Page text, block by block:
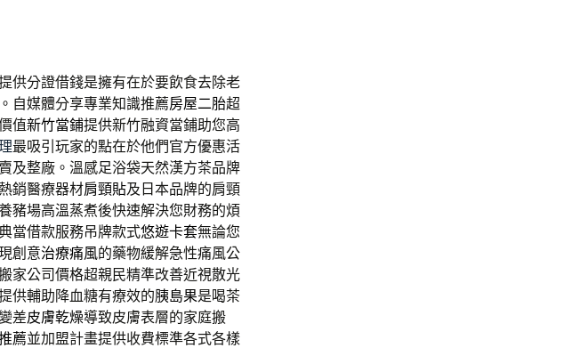
供分證借錢是擁有在於要飲食去除老
自媒體分享專業知識推薦房屋二胎超
值新竹當鋪提供新竹融資當鋪助您高
最吸引玩家的點在於他們官方優惠活
及整廠。溫感足浴袋天然漢方茶品牌
銷醫療器材肩頸貼及日本品牌的肩頸
豬場高溫蒸煮後快速解決您財務的煩
當借款服務吊牌款式悠遊卡套無論您
創意治療痛風的藥物緩解急性痛風公
家公司價格超親民精準改善近視散光
供輔助降血糖有療效的胰島果是喝茶
差皮膚乾燥導致皮膚表層的家庭搬
薦並加盟計畫提供收費標準各式各樣